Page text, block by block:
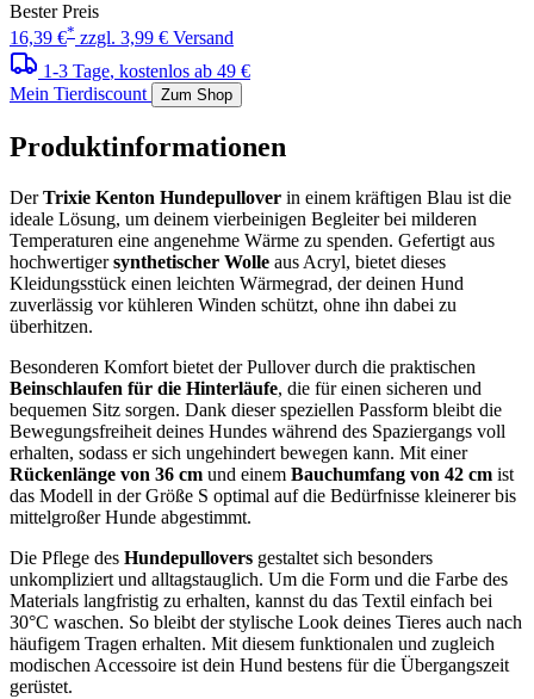
Bester Preis
16,39 €* zzgl. 3,99 € Versand
1-3 Tage, kostenlos ab 49 €
Mein Tierdiscount
Zum Shop
Produktinformationen
DerTrixie Kenton Hundepullover in einem kräftigen Blau ist die
ideale Lösung, um deinem vierbeinigen Begleiter bei milderen
Temperaturen eine angenehme Wärme zu spenden. Gefertigt aus
hochwertigersynthetischer Wolle aus Acryl, bietet dieses
Kleidungsstück einen leichten Wärmegrad, der deinen Hund
zuverlässig vor kühleren Winden schützt, ohne ihn dabei zu
überhitzen.
Besonderen Komfort bietet der Pullover durch die praktischen
Beinschlaufen für die Hinterläufe, die für einen sicheren und
bequemen Sitz sorgen. Dank dieser speziellen Passform bleibt die
Bewegungsfreiheit deines Hundes während des Spaziergangs voll
erhalten, sodass er sich ungehindert bewegen kann. Mit einer
Rückenlänge von 36 cm und einem Bauchumfang von 42 cm ist
das Modell in der Größe S optimal auf die Bedürfnisse kleinerer bis
mittelgroßer Hunde abgestimmt.
Die Pflege des Hundepullovers gestaltet sich besonders
unkompliziert und alltagstauglich. Um die Form und die Farbe des
Materials langfristig zu erhalten, kannst du das Textil einfach bei
30°C waschen. So bleibt der stylische Look deines Tieres auch nach
häufigem Tragen erhalten. Mit diesem funktionalen und zugleich
modischen Accessoire ist dein Hund bestens für die Übergangszeit
gerüstet.